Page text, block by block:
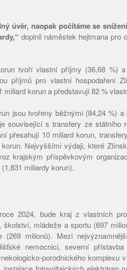
úvěr, naopak počítáme se
doplnil náměstek hejtmana pro
tvoří vlastní příjmy (36,68 %)
příjmů pro vlastní hospodaření
korun a představují 82 %
jsou tvořeny běžnými (84,24 %)
související s transfery ze státního
přesahují 10 miliard korun,
Nejvyššími výdaji, které
krajským příspěvkovým
miliardy korun).
2024, bude kraj z vlastních
mládeže a sportu (697
milionů). Mezi
nemocnici, severní
porodnického komplexu